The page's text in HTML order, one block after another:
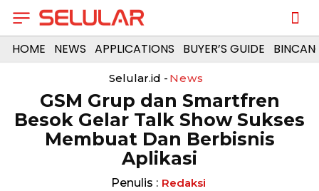
HOME NEWS APPLICATIONS BUYER’S GUIDE
Selular.id - News
GSM Grup dan Smartfren
Besok Gelar Talk Show Sukses
Membuat Dan Berbisnis
Aplikasi
Penulis : Redaksi